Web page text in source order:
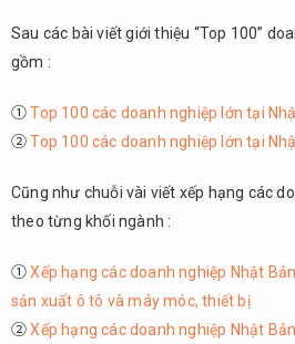
Sau các bài viết giới thiệu “Top 100”
gồm :
①Top 100 các doanh nghiệp lớn tại
②Top 100 các doanh nghiệp lớn tại
Cũng như chuỗi vài viết xếp hạng các
theo từng khối ngành :
①Xếp hạng các doanh nghiệp Nhật
sản xuất ô tô và máy móc, thiết bị
②Xếp hạng các doanh nghiệp Nhật